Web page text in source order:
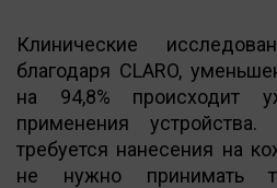
Клинические
благодаря CLARO,
на 94,8% происходит
применения
требуется нанесения на
не нужно принимать